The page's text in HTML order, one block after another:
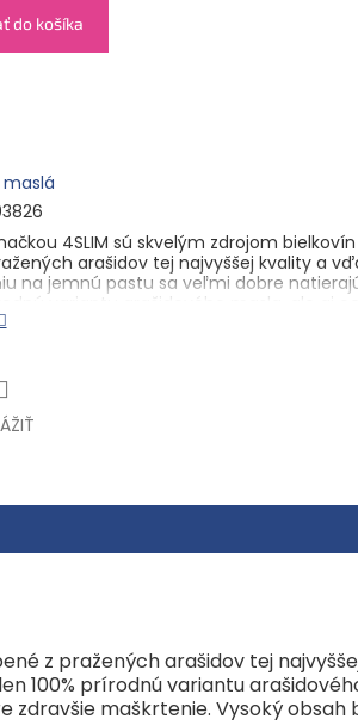
do košíka
4SLIM sú skvelým zdrojom
arašidov tej najvyššej kvality a
na jemnú pastu sa veľmi dobre
variantu arašidového masla, ale aj
karamelu a belgickej čokolády, ktoré sú
z pražených arašidov tej
100% prírodnú variantu
maškrtenie. Vysoký obsah